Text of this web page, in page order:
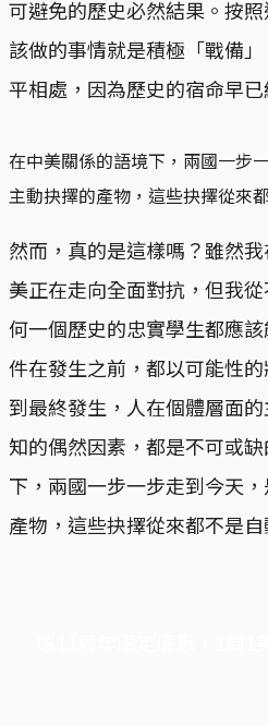
可避免的歷史必然結果。按
該做的事情就是積極「戰備
平相處，因為歷史的宿命早已
在中美關係的語境下，兩國一步
主動抉擇的產物，這些抉擇從來
然而，真的是這樣嗎？雖然
美正在走向全面對抗，但我
何一個歷史的忠實學生都應
件在發生之前，都以可能性
到最終發生，人在個體層面
知的偶然因素，都是不可或
下，兩國一步一步走到今天
產物，這些抉擇從來都不是自